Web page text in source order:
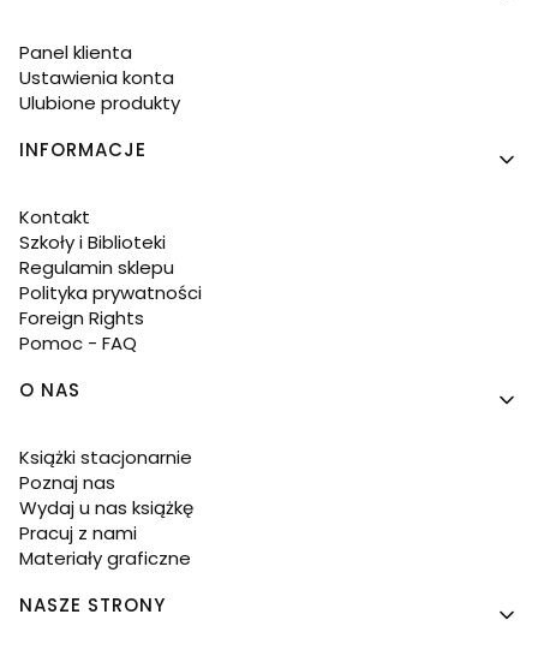
Panel klienta
Ustawienia konta
Ulubione produkty
INFORMACJE
Kontakt
Szkoły i Biblioteki
Regulamin sklepu
Polityka prywatności
Foreign Rights
Pomoc - FAQ
O NAS
Książki stacjonarnie
Poznaj nas
Wydaj u nas książkę
Pracuj z nami
Materiały graficzne
NASZE STRONY